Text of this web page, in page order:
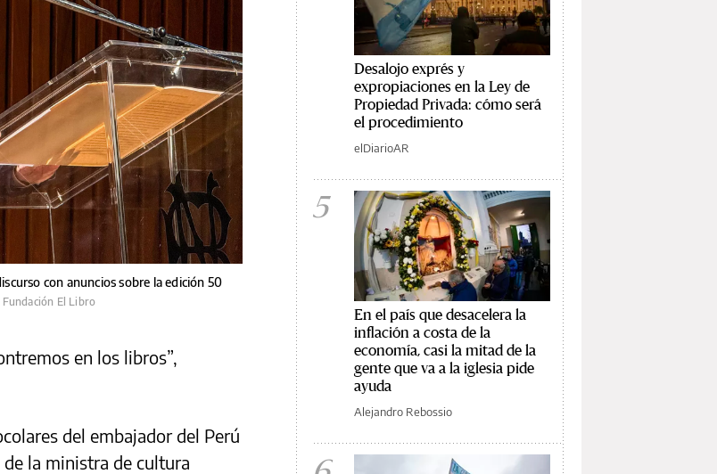
con anuncios sobre la edición 50
Fundación El Libro
en los libros”,
del embajador del Perú
de la ministra de cultura
Desalojo exprés y
expropiaciones en la Ley de
Propiedad Privada: cómo será
el procedimiento
elDiarioAR
5
En el país que desacelera la
inflación a costa de la
economía, casi la mitad de la
gente que va a la iglesia pide
ayuda
Alejandro Rebossio